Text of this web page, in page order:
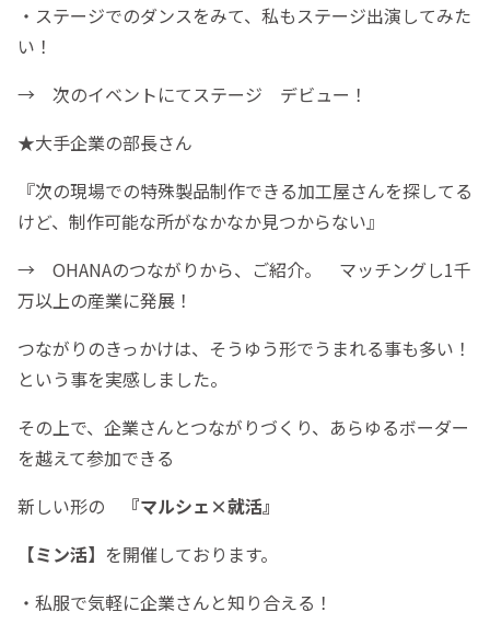
・ステージでのダンスをみて、私もステージ出演してみた
い！
→ 次のイベントにてステージ デビュー！
★大手企業の部長さん
『次の現場での特殊製品制作できる加工屋さんを探してる
けど、制作可能な所がなかなか見つからない』
→ OHANAのつながりから、ご紹介。 マッチングし1千
万以上の産業に発展！
つながりのきっかけは、そうゆう形でうまれる事も多い！
という事を実感しました。
その上で、企業さんとつながりづくり、あらゆるボーダー
を越えて参加できる
新しい形の
『マルシェ×就活』
【ミン活】 を開催しております。
・私服で気軽に企業さんと知り合える！